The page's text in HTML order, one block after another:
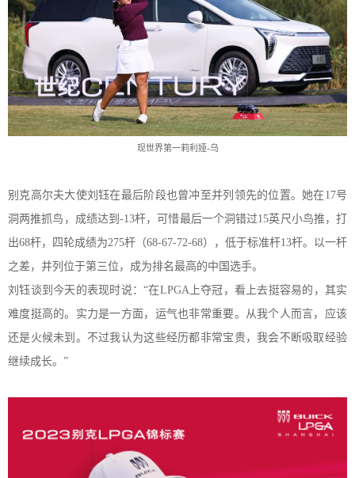
现世界第一莉利娅-乌
别克高尔夫大使刘钰在最后阶段也曾冲至并列领先的位置。她在 17号
洞两推抓鸟，成绩达到-13杆，可惜最后一个洞错过15英尺小鸟推，打
出68杆，四轮成绩为275杆（68-67-72-68），低于标准杆13杆。 以一杆
之差，并列位于第三位 ， 成为排名最高的中国选手。
刘钰谈到今天的表现时说： “在LPGA上夺冠，看上去挺容易的，其实
难度挺高的。实力是一方面，运气也非常重要。从我个人而言，应该
还是火候未到。 不过我认为这些经历都非常宝贵，我会不断吸取经验
继续成长。 ”